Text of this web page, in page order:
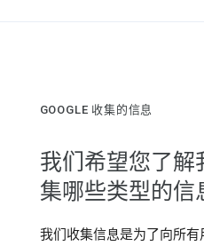
GOOGLE 收集的信息
我们希望您了
集哪些类型的信
我们收集信息是为了向所